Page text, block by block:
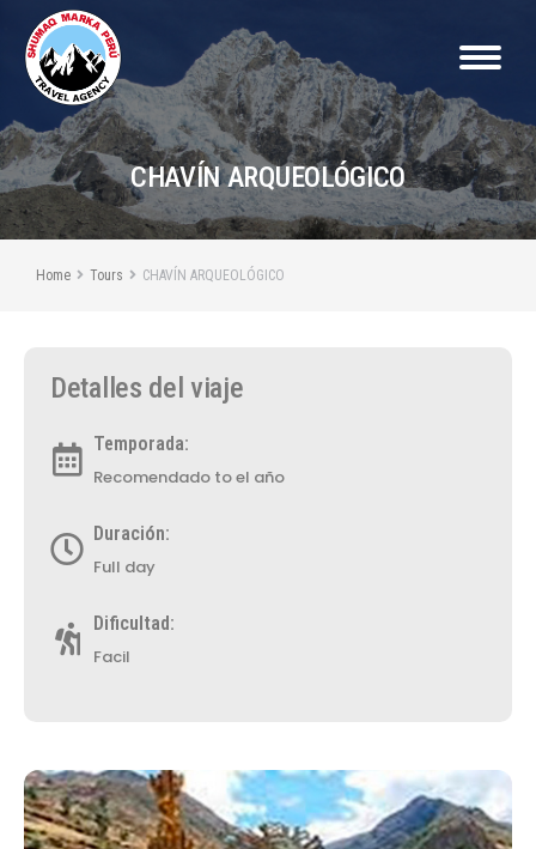
CHAVÍN ARQUEOLÓGICO
You are here:
Home Tours CHAVÍN ARQUEOLÓGICO
Detalles del viaje
Temporada:
Recomendado to el año
Duración:
Full day
Dificultad:
Facil